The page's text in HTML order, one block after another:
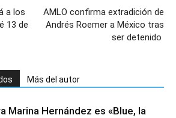
a los
13 de
AMLO confirma extradición de
Andrés Roemer a México tras
ser detenido
Más del autor
Marina Hernández es «Blue, la